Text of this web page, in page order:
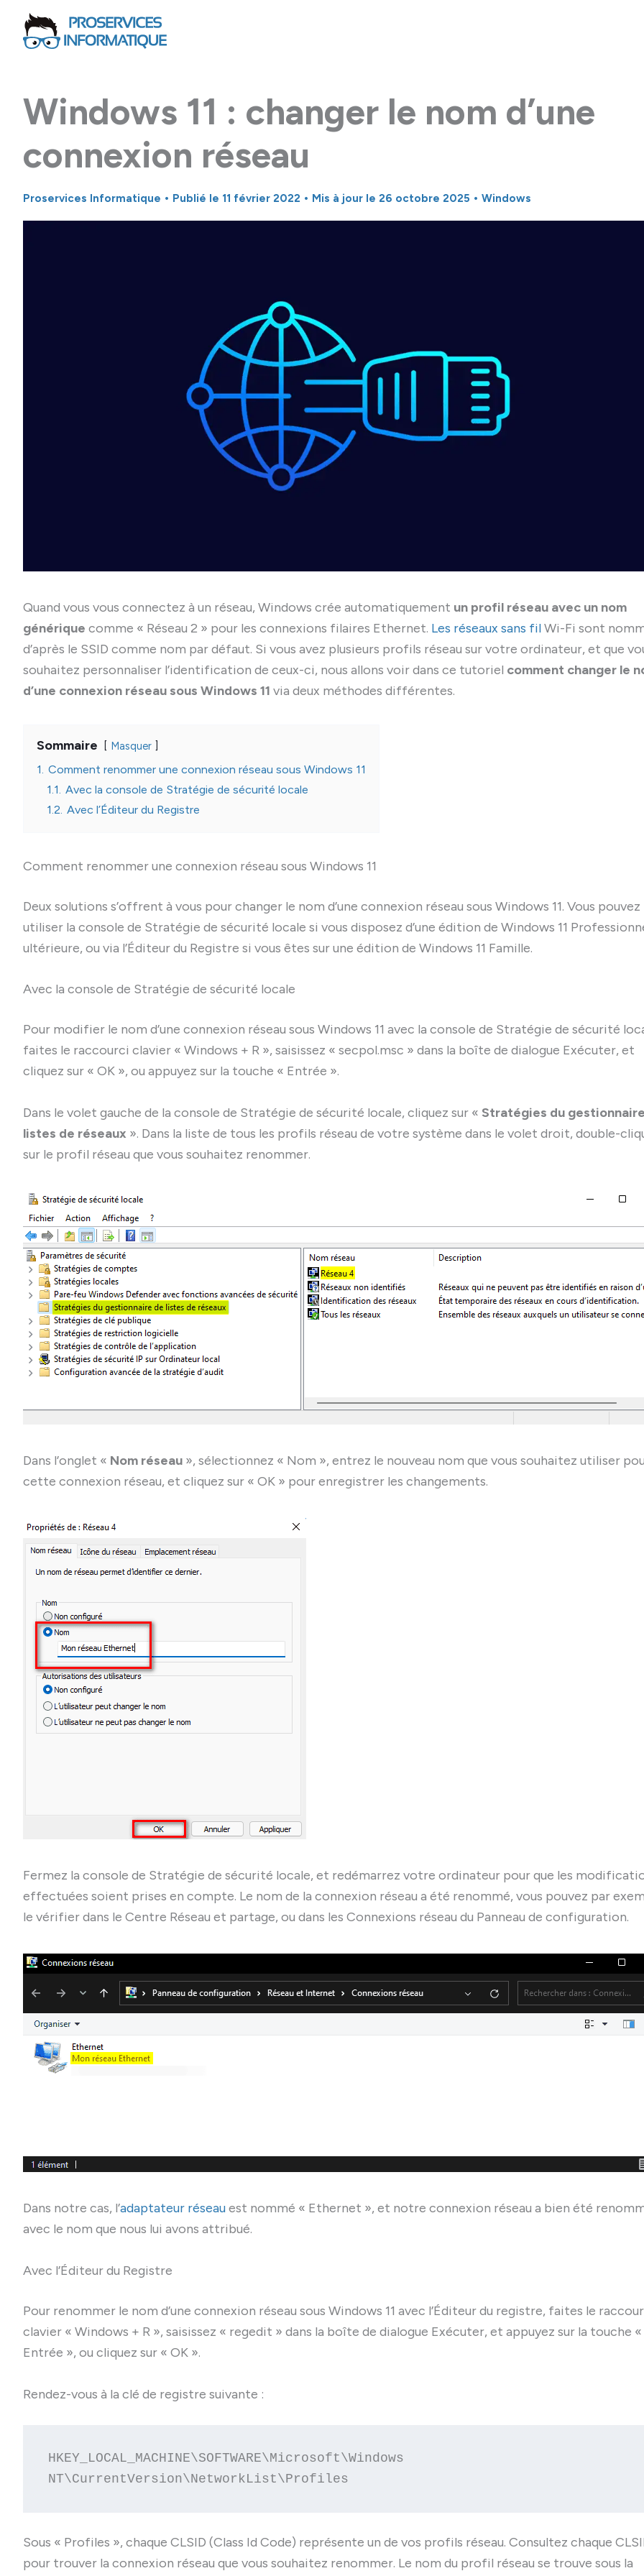
contenu
Windows 11 : changer le nom d’une
connexion réseau
Proservices Informatique • Publié le 11 février 2022 • Mis à jour le 26 octobre 2025 • Windows
Quand vous vous connectez à un réseau, Windows crée automatiquement un profil réseau avec un nom
générique comme « Réseau 2 » pour les connexions filaires Ethernet. Les réseaux sans filWi-Fi sont
d’après le SSID comme nom par défaut. Si vous avez plusieurs profils réseau sur votre ordinateur, et que
souhaitez personnaliser l’identification de ceux-ci, nous allons voir dans ce tutoriel comment changer le
d’une connexion réseau sous Windows 11 via deux méthodes différentes.
Sommaire Masquer
1. Comment renommer une connexion réseau sous Windows 11
1.1. Avec la console de Stratégie de sécurité locale
1.2. Avec l’Éditeur du Registre
Comment renommer une connexion réseau sous Windows 11
Deux solutions s’offrent à vous pour changer le nom d’une connexion réseau sous Windows 11. Vous pouvez
utiliser la console de Stratégie de sécurité locale si vous disposez d’une édition de Windows 11
ultérieure, ou via l’Éditeur du Registre si vous êtes sur une édition de Windows 11 Famille.
Avec la console de Stratégie de sécurité locale
Pour modifier le nom d’une connexion réseau sous Windows 11 avec la console de Stratégie de sécurité
faites le raccourci clavier « Windows + R », saisissez « secpol.msc » dans la boîte de dialogue Exécuter, et
cliquez sur « OK », ou appuyez sur la touche « Entrée ».
Dans le volet gauche de la console de Stratégie de sécurité locale, cliquez sur « Stratégies du
listes de réseaux ». Dans la liste de tous les profils réseau de votre système dans le volet droit, double-
sur le profil réseau que vous souhaitez renommer.
Dans l’onglet « Nom réseau », sélectionnez « Nom », entrez le nouveau nom que vous souhaitez utiliser
cette connexion réseau, et cliquez sur « OK » pour enregistrer les changements.
Fermez la console de Stratégie de sécurité locale, et redémarrez votre ordinateur pour que les
effectuées soient prises en compte. Le nom de la connexion réseau a été renommé, vous pouvez par
le vérifier dans le Centre Réseau et partage, ou dans les Connexions réseau du Panneau de configuration.
Dans notre cas, l’adaptateur réseauest nommé « Ethernet », et notre connexion réseau a bien été
avec le nom que nous lui avons attribué.
Avec l’Éditeur du Registre
Pour renommer le nom d’une connexion réseau sous Windows 11 avec l’Éditeur du registre, faites le
clavier « Windows + R », saisissez « regedit » dans la boîte de dialogue Exécuter, et appuyez sur la touche «
Entrée », ou cliquez sur « OK ».
Rendez-vous à la clé de registre suivante :
HKEY_LOCAL_MACHINE\SOFTWARE\Microsoft\Windows
NT\CurrentVersion\NetworkList\Profiles
Sous « Profiles », chaque CLSID (Class Id Code) représente un de vos profils réseau. Consultez chaque
pour trouver la connexion réseau que vous souhaitez renommer. Le nom du profil réseau se trouve sous la